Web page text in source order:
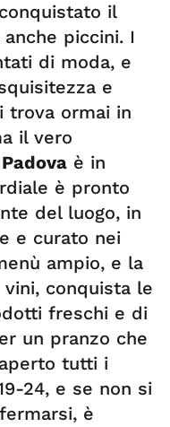
il
piccini. I
di moda, e
e
trova ormai in
il vero
è in
è pronto
del luogo, in
e curato nei
ampio, e la
conquista le
freschi e di
un pranzo che
tutti i
24, e se non si
è